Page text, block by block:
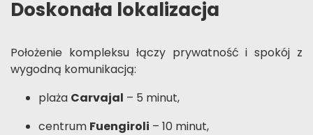
Doskonała lokalizacja
Położenie kompleksu łączy prywatność i spokój z
wygodną komunikacją:
plaża Carvajal – 5 minut,
centrum Fuengiroli – 10 minut,